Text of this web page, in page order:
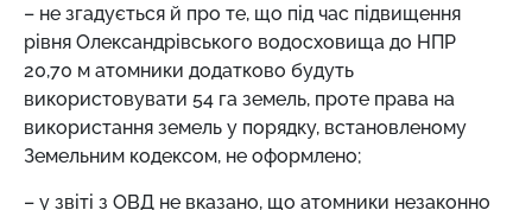
– не згадується й про те, що під час підвищення
рівня Олександрівського водосховища до НПР
20,70 м атомники додатково будуть
використовувати 54 га земель, проте права на
використання земель у порядку, встановленому
Земельним кодексом, не оформлено;
– у звіті з ОВД не вказано, що атомники незаконно